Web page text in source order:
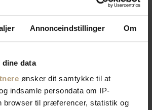
Annonceindstillinger Om
data
ønsker dit samtykke til at
indsamle persondata om IP-
browser til præferencer, statistik og